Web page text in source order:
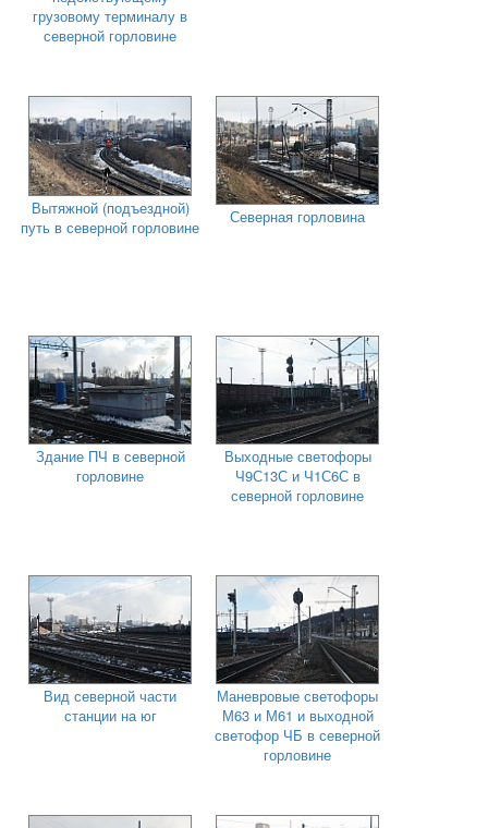
грузовому терминалу в
северной горловине
Вытяжной (подъездной)
путь в северной горловине
Северная горловина
Здание ПЧ в северной
горловине
Выходные светофоры
Ч9С13С и Ч1С6С в
северной горловине
Вид северной части
станции на юг
Маневровые светофоры
М63 и М61 и выходной
светофор ЧБ в северной
горловине